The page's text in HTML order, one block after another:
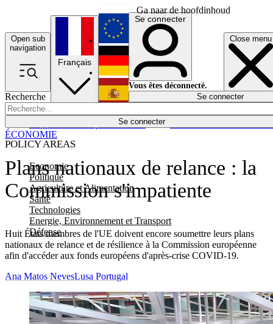
Ga naar de hoofdinhoud
Open sub
navigation
Close menu
Recherche
Se connecter
POLICY AREAS
Economie
Politique
Agriculture et Alimentation
Santé
Technologies
Energie, Environnement et Transport
Défense
Économie
Français
English
Deutsch
Español
Se connecter
Vous êtes déconnecté.
Se connecter
Plans nationaux de relance : la
Commission s'impatiente
Huit États membres de l'UE doivent encore soumettre leurs plans
nationaux de relance et de résilience à la Commission européenne
afin d'accéder aux fonds européens d'après-crise COVID-19.
ÉCONOMIE
Ana Matos NevesLusa Portugal